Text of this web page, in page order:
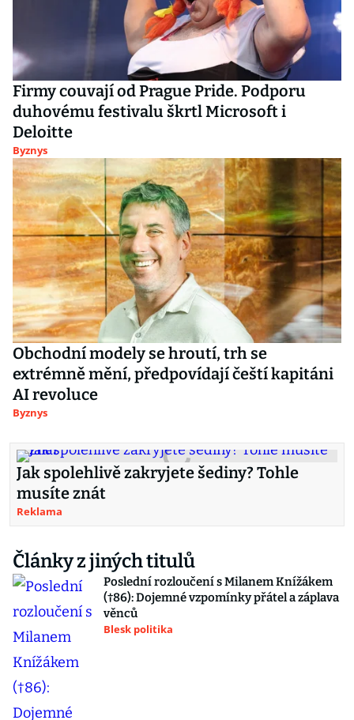
Firmy couvají od Prague Pride. Podporu
duhovému festivalu škrtl Microsoft i
Deloitte
Byznys
Obchodní modely se hroutí, trh se
extrémně mění, předpovídají čeští kapitáni
AI revoluce
Byznys
Jak spolehlivě zakryjete šediny? Tohle
musíte znát
Reklama
Články z jiných titulů
Poslední rozloučení s Milanem Knížákem
(†86): Dojemné vzpomínky přátel a záplava
věnců
Blesk politika